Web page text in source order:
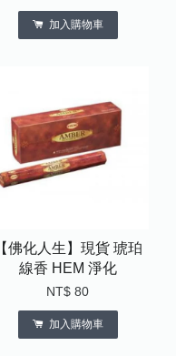
加入購物車
【佛化人生】現貨 琥珀
線香 HEM 淨化
NT$ 80
加入購物車